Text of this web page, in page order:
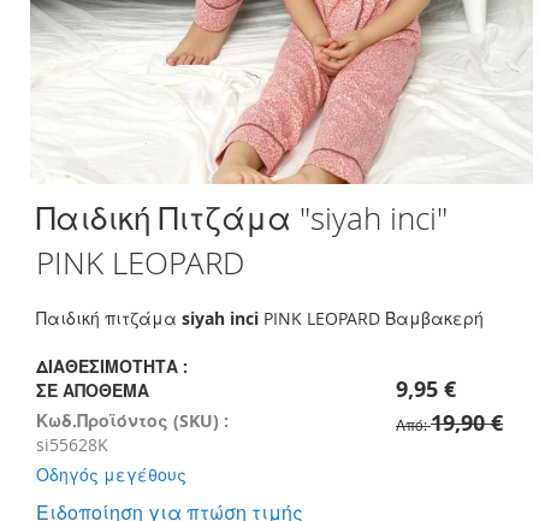
to
beginning
the
gallery
Παιδική Πιτζάμα "siyah inci"
PINK LEOPARD
Παιδική πιτζάμα siyah inci PINK LEOPARD Βαμβακερή
ΔΙΑΘΕΣΙΜΌΤΗΤΑ :
ΣΕ ΑΠΌΘΕΜΑ
Κωδ.Προϊόντος (SKU) :
si55628K
Οδηγός μεγέθους
9,95 €
Από 19,90 €
Ειδοποίηση για πτώση τιμής